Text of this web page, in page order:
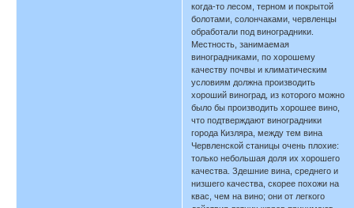
когда-то лесом, терном и покрытой
болотами, солончаками, червленцы
обработали под виноградники.
Местность, занимаемая
виноградниками, по хорошему
качеству почвы и климатическим
условиям должна производить
хороший виноград, из которого можно
было бы производить хорошее вино,
что подтверждают виноградники
города Кизляра, между тем вина
Червленской станицы очень плохие:
только небольшая доля их хорошего
качества. Здешние вина, среднего и
низшего качества, скорее похожи на
квас, чем на вино; они от легкого